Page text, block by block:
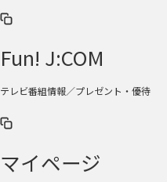
Fun! J:COM
テレビ番組情報／プレゼント・優待
マイページ